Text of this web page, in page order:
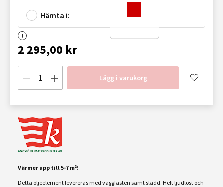
Hämta i:
2 295,00 kr
Lägg i varukorg
Värmer upp till 5-7 m²!
Detta oljeelement levereras med väggfästen samt sladd. Helt ljudlöst och